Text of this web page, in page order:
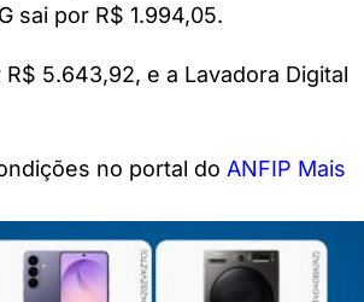
sai por R$ 1.994,05.
5.643,92, e a Lavadora Digital
no portal do ANFIP Mais